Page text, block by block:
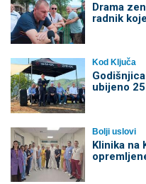
Drama
radnik
Kod Ključa
ubijeno
Bolji uslovi
Klinika na